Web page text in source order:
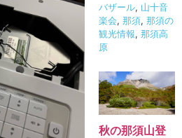
バザール, 山十音
楽会,那須,那須の
観光情報,那須高
原
秋の那須山登